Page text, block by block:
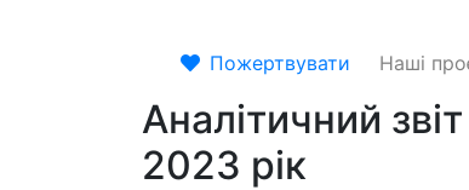
Пожертвувати Наші
Аналітичний
2023 рік